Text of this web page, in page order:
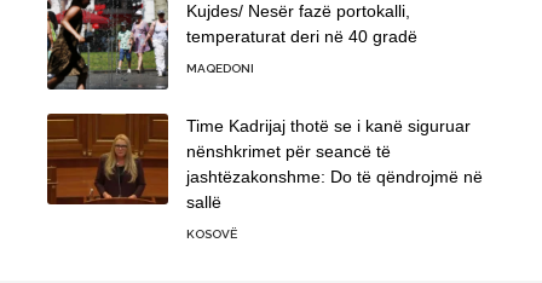
Kujdes/ Nesër fazë portokalli,
temperaturat deri në 40 gradë
MAQEDONI
Time Kadrijaj thotë se i kanë siguruar
nënshkrimet për seancë të
jashtëzakonshme: Do të qëndrojmë në
sallë
KOSOVË